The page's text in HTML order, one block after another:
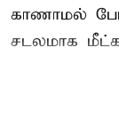
காணாமல்
சடலமாக